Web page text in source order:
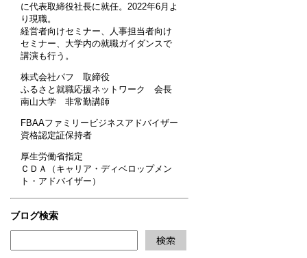
に代表取締役社長に就任。2022年6月よ
り現職。
経営者向けセミナー、人事担当者向け
セミナー、大学内の就職ガイダンスで
講演も行う。
株式会社パフ 取締役
ふるさと就職応援ネットワーク 会長
南山大学 非常勤講師
FBAAファミリービジネスアドバイザー
資格認定証保持者
厚生労働省指定
ＣＤＡ（キャリア・ディベロップメン
ト・アドバイザー）
ブログ検索